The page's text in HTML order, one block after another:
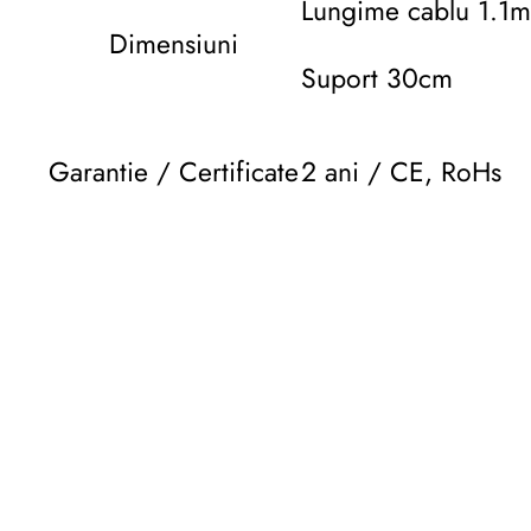
Dimensiuni
Lungime cablu
Suport 30cm
Garantie / Certificate2 ani / CE, RoHs